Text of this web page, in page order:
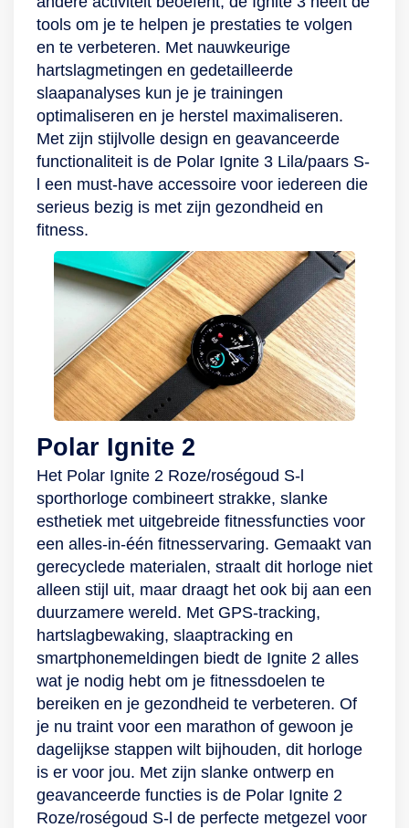
tools om je te helpen je prestaties te volgen
en te verbeteren. Met nauwkeurige
hartslagmetingen en gedetailleerde
slaapanalyses kun je je trainingen
optimaliseren en je herstel maximaliseren.
Met zijn stijlvolle design en geavanceerde
functionaliteit is de Polar Ignite 3 Lila/paars S-
l een must-have accessoire voor iedereen die
serieus bezig is met zijn gezondheid en
fitness.
Polar Ignite 2
Het Polar Ignite 2 Roze/roségoud S-l
sporthorloge combineert strakke, slanke
esthetiek met uitgebreide fitnessfuncties voor
een alles-in-één fitnesservaring. Gemaakt van
gerecyclede materialen, straalt dit horloge niet
alleen stijl uit, maar draagt het ook bij aan een
duurzamere wereld. Met GPS-tracking,
hartslagbewaking, slaaptracking en
smartphonemeldingen biedt de Ignite 2 alles
wat je nodig hebt om je fitnessdoelen te
bereiken en je gezondheid te verbeteren. Of
je nu traint voor een marathon of gewoon je
dagelijkse stappen wilt bijhouden, dit horloge
is er voor jou. Met zijn slanke ontwerp en
geavanceerde functies is de Polar Ignite 2
Roze/roségoud S-l de perfecte metgezel voor